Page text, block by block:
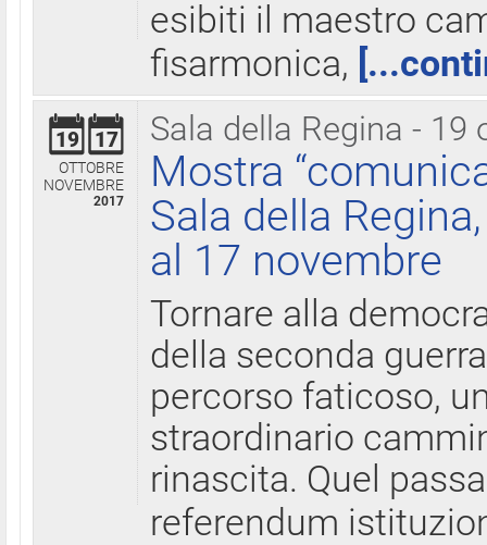
esibiti il maestro
fisarmonica,
Sala della Regina - 19
19 17
OTTOBRE
NOVEMBRE
2017
Mostra
Sala della
al 17 novembre
Tornare alla
della seconda
percorso faticoso,
straordinario
rinascita. Quel
referendum